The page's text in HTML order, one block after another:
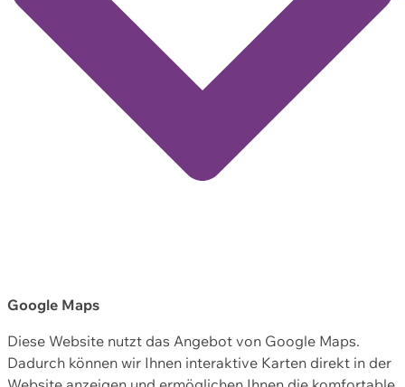
Google Maps
Diese Website nutzt das Angebot von Google Maps.
Dadurch können wir Ihnen interaktive Karten direkt in der